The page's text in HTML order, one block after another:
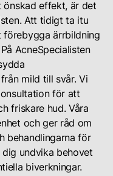
önskad effekt, är det
Att tidigt ta itu
förebygga ärrbildning
AcneSpecialisten
mild till svår. Vi
för att
friskare hud. Våra
och ger råd om
behandlingarna för
undvika behovet
biverkningar.